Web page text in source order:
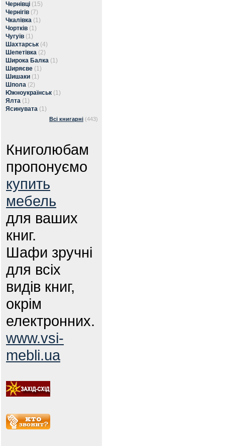
Чернівці (15)
Чернігів (7)
Чкалівка (1)
Чортків (1)
Чугуїв (1)
Шахтарськ (4)
Шепетівка (2)
Широка Балка (1)
Ширяєве (1)
Шишаки (1)
Шпола (2)
Южноукраїнськ (1)
Ялта (1)
Ясинувата (1)
Всі книгарні (443)
Книголюбам
пропонуємо
купить
мебель
для ваших
книг.
Шафи зручні
для всіх
видів книг,
окрім
електронних.
www.vsi-
mebli.ua